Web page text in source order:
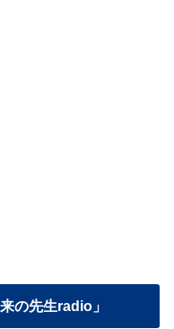
の先生radio」